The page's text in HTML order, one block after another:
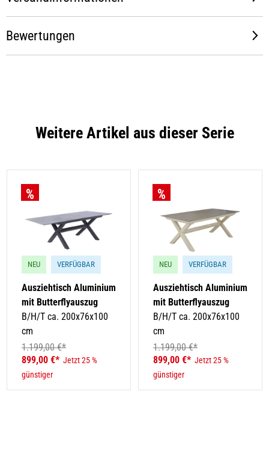
Bewertungen
Weitere Artikel aus dieser Serie
NEU VERFÜGBAR
Ausziehtisch Aluminium
mit Butterflyauszug
B/H/T ca. 200x76x100
cm
1.199,00 €*
899,00 €* Jetzt 25 %
günstiger
NEU VERFÜGBAR
Ausziehtisch Aluminium
mit Butterflyauszug
B/H/T ca. 200x76x100
cm
1.199,00 €*
899,00 €* Jetzt 25 %
günstiger